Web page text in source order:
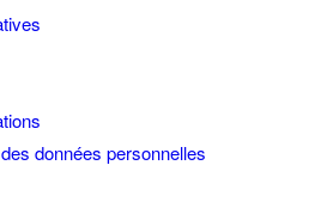
données personnelles